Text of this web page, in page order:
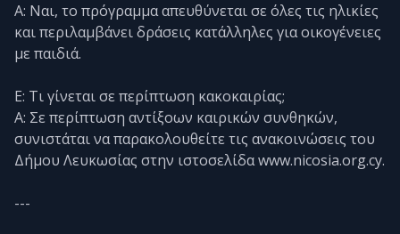
Α: Ναι, το πρόγραμμα απευθύνεται σε όλες τις ηλικίες
και περιλαμβάνει δράσεις κατάλληλες για οικογένειες
με παιδιά.
Ε: Τι γίνεται σε περίπτωση κακοκαιρίας;
Α: Σε περίπτωση αντίξοων καιρικών συνθηκών,
συνιστάται να παρακολουθείτε τις ανακοινώσεις του
Δήμου Λευκωσίας στην ιστοσελίδα www.nicosia.org.cy.
---